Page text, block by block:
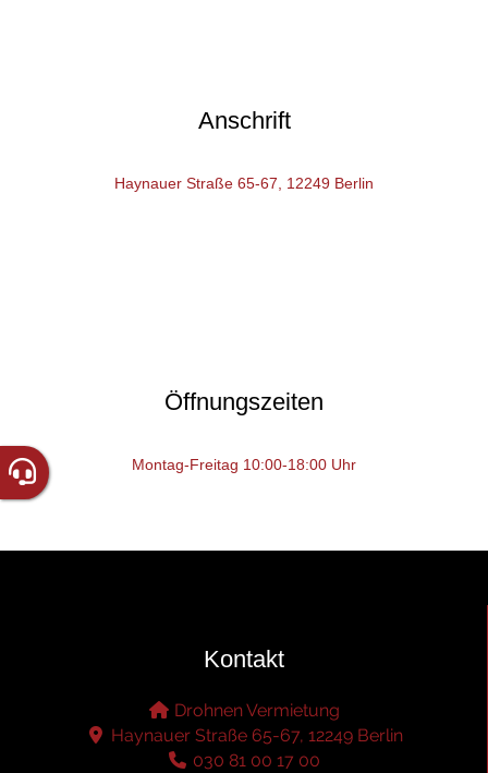
Anschrift
Haynauer Straße 65-67, 12249 Berlin
Öffnungszeiten
Montag-Freitag 10:00-18:00 Uhr
Kontakt
Drohnen Vermietung
Haynauer Straße 65-67, 12249 Berlin
030 81 00 17 00